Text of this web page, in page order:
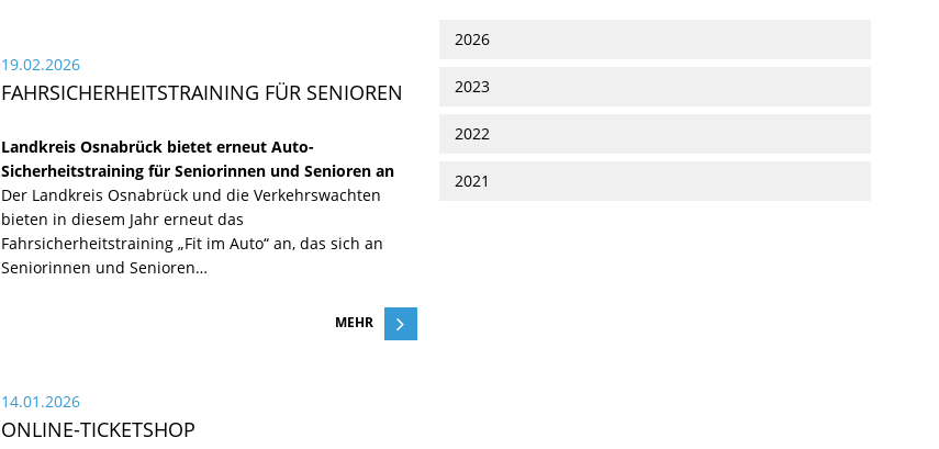
19.02.2026
FAHRSICHERHEITSTRAINING FÜR SENIOREN
Landkreis Osnabrück bietet erneut Auto-
Sicherheitstraining für Seniorinnen und Senioren an
Der Landkreis Osnabrück und die Verkehrswachten
bieten in diesem Jahr erneut das
Fahrsicherheitstraining „Fit im Auto“ an, das sich an
Seniorinnen und Senioren…
MEHR
14.01.2026
ONLINE-TICKETSHOP
2026
2023
2022
2021